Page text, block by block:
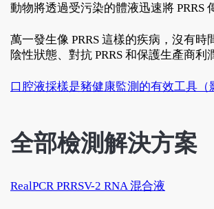
動物將透過受污染的體液迅速將 PRRS
萬一發生像 PRRS 這樣的疾病，沒有
陰性狀態、對抗 PRRS 和保護生產商利
口腔液採樣是豬健康監測的有效工具（
全部檢測解決方案
RealPCR PRRSV-2 RNA 混合液